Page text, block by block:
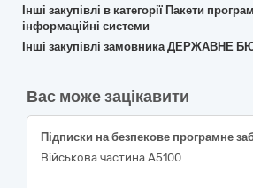
Інші закупівлі в категорії Пакети
інформаційні системи
Інші закупівлі замовника ДЕРЖАВНЕ
Вас може зацікавити
Військова частина А5100